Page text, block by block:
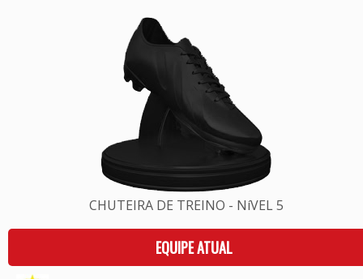
CHUTEIRA DE TREINO - NíVEL 5
EQUIPE ATUAL